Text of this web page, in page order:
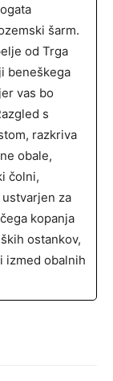
šarm.
od Trga
beneškega
vas bo
s
razkriva
obale,
čolni,
za
kopanja
ostankov,
izmed obalnih